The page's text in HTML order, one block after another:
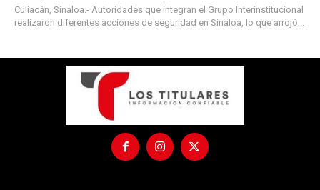
Culiacán, Sinaloa.- Autoridades que integran el Grupo Interinstitucional
realizaron diferentes acciones de seguridad en Sinaloa, lo que arrojó...